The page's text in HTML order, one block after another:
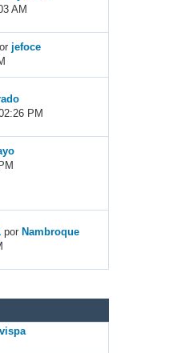
AM
jefoce
PM
por Nambroque